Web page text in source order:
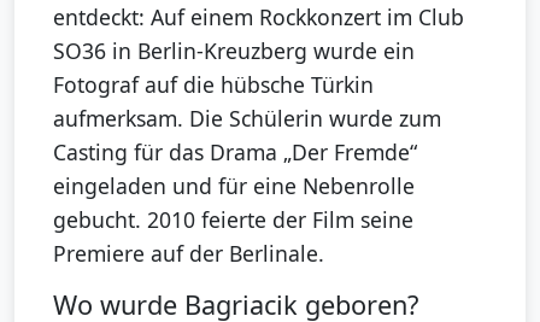
entdeckt: Auf einem Rockkonzert im Club
SO36 in Berlin-Kreuzberg wurde ein
Fotograf auf die hübsche Türkin
aufmerksam. Die Schülerin wurde zum
Casting für das Drama „Der Fremde“
eingeladen und für eine Nebenrolle
gebucht. 2010 feierte der Film seine
Premiere auf der Berlinale.
Wo wurde Bagriacik geboren?